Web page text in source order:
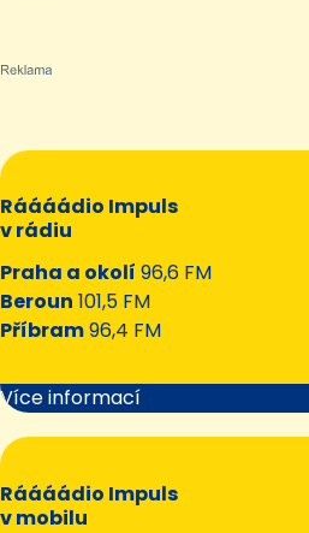
Ráááádio Impuls
v rádiu
Praha a okolí 96,6 FM
Beroun 101,5 FM
Příbram96,4 FM
Více informací
Ráááádio Impuls
v mobilu